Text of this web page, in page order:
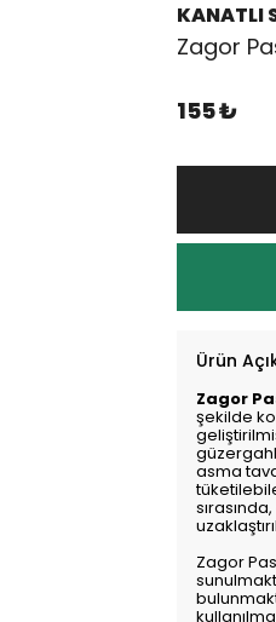
KANATLI
Zagor
155 ₺
Ürün
Zagor
şekilde
asma
Zagor